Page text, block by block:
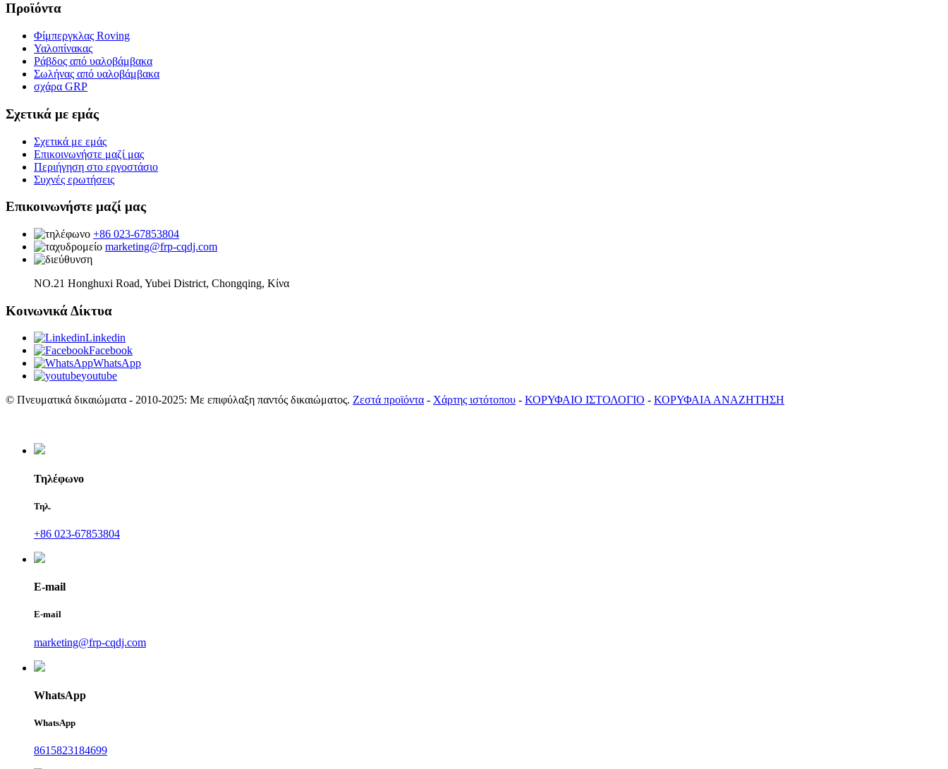
Προϊόντα
Φίμπεργκλας Roving
Υαλοπίνακας
Ράβδος από υαλοβάμβακα
Σωλήνας από υαλοβάμβακα
σχάρα GRP
Σχετικά με εμάς
Σχετικά με εμάς
Επικοινωνήστε μαζί μας
Περιήγηση στο εργοστάσιο
Συχνές ερωτήσεις
Επικοινωνήστε μαζί μας
+86 023-67853804
marketing@frp-cqdj.com
NO.21 Honghuxi Road, Yubei District, Chongqing, Κίνα
Κοινωνικά Δίκτυα
Linkedin
Facebook
WhatsApp
youtube
© Πνευματικά δικαιώματα - 2010-2025: Με επιφύλαξη παντός δικαιώματος. Ζεστά προϊόντα - Χάρτης ιστότοπου - ΚΟΡΥΦΑΙΟ ΙΣΤΟΛΟΓΙΟ - ΚΟΡΥΦΑΙΑ ΑΝΑΖΗΤΗΣΗ
Τηλέφωνο
Τηλ.
+86 023-67853804
E-mail
E-mail
marketing@frp-cqdj.com
WhatsApp
WhatsApp
8615823184699